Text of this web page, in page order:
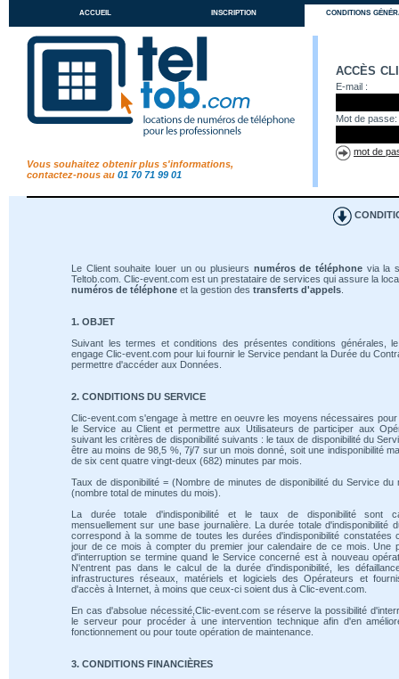
accueil inscription conditions
Vous souhaitez obtenir plus s'informations,
contactez-nous au 01 70 71 99 01
accès
E-mail :
Mot de passe:
mot de
Le Client souhaite louer un ou plusieurs numéros de téléphone via la
Teltob.com. Clic-event.com est un prestataire de services qui assure la
numéros de téléphone et la gestion des transferts d'appels
1. OBJET
Suivant les termes et conditions des présentes conditions générales,
engage Clic-event.com pour lui fournir le Service pendant la Durée du
permettre d'accéder aux Données.
2. CONDITIONS DU SERVICE
Clic-event.com s'engage à mettre en oeuvre les moyens nécessaires pour
le Service au Client et permettre aux Utilisateurs de participer aux
suivant les critères de disponibilité suivants : le taux de disponibilité du
être au moins de 98,5 %, 7j/7 sur un mois donné, soit une indisponibilité
de six cent quatre vingt-deux (682) minutes par mois.
Taux de disponibilité = (Nombre de minutes de disponibilité du Service du
(nombre total de minutes du mois).
La durée totale d'indisponibilité et le taux de disponibilité sont
mensuellement sur une base journalière. La durée totale d'indisponibilité
correspond à la somme de toutes les durées d'indisponibilité constatées
jour de ce mois à compter du premier jour calendaire de ce mois. Une
d'interruption se termine quand le Service concerné est à nouveau
N'entrent pas dans le calcul de la durée d'indisponibilité, les
infrastructures réseaux, matériels et logiciels des Opérateurs et
d'accès à Internet, à moins que ceux-ci soient dus à Clic-event.com.
En cas d'absolue nécessité,Clic-event.com se réserve la possibilité
le serveur pour procéder à une intervention technique afin d'en
fonctionnement ou pour toute opération de maintenance.
3. CONDITIONS FINANCIÈRES